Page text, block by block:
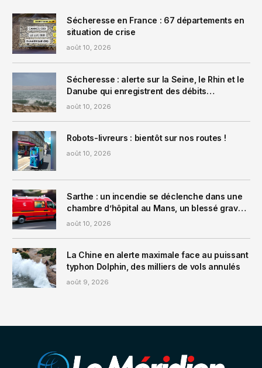
Sécheresse en France : 67 départements en
situation de crise
août 10, 2026
Sécheresse : alerte sur la Seine, le Rhin et le
Danube qui enregistrent des débits
« exceptionnellement bas »
août 10, 2026
Robots-livreurs : bientôt sur nos routes !
août 10, 2026
Sarthe : un incendie se déclenche dans une
chambre d’hôpital au Mans, un blessé grave
et 10 blessés légers
août 10, 2026
La Chine en alerte maximale face au puissant
typhon Dolphin, des milliers de vols annulés
août 9, 2026